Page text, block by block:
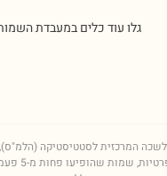
גלו עוד כלים במעבדת
המרכזית לסטטיסטיקה
שמירה